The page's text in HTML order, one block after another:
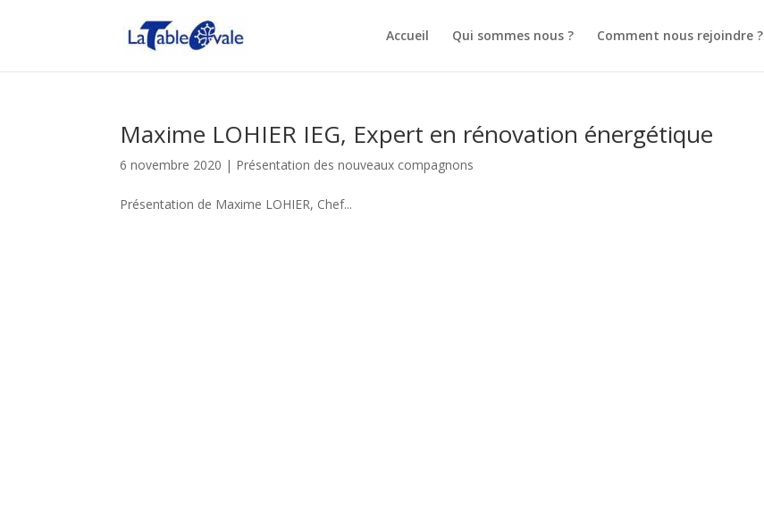
Accueil Qui sommes nous ? Comment nous rejoindre ?
Maxime LOHIER IEG, Expert en rénovation énergétique
6 novembre 2020 | Présentation des nouveaux compagnons
Présentation de Maxime LOHIER, Chef...